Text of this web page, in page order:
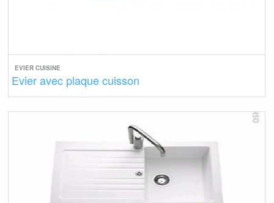
EVIER CUISINE
Evier avec plaque cuisson